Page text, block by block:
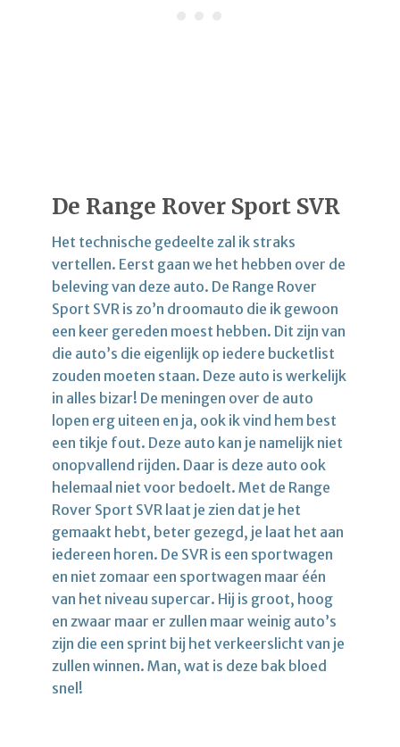
De Range Rover Sport SVR
Het technische gedeelte zal ik straks
vertellen. Eerst gaan we het hebben over de
beleving van deze auto. De Range Rover
Sport SVR is zo’n droomauto die ik gewoon
een keer gereden moest hebben. Dit zijn van
die auto’s die eigenlijk op iedere bucketlist
zouden moeten staan. Deze auto is werkelijk
in alles bizar! De meningen over de auto
lopen erg uiteen en ja, ook ik vind hem best
een tikje fout. Deze auto kan je namelijk niet
onopvallend rijden. Daar is deze auto ook
helemaal niet voor bedoelt. Met de Range
Rover Sport SVR laat je zien dat je het
gemaakt hebt, beter gezegd, je laat het aan
iedereen horen. De SVR is een sportwagen
en niet zomaar een sportwagen maar één
van het niveau supercar. Hij is groot, hoog
en zwaar maar er zullen maar weinig auto’s
zijn die een sprint bij het verkeerslicht van je
zullen winnen. Man, wat is deze bak bloed
snel!